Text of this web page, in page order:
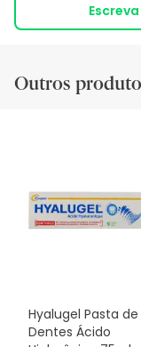
Outros
Hyalugel Pasta de
Dentes Ácido